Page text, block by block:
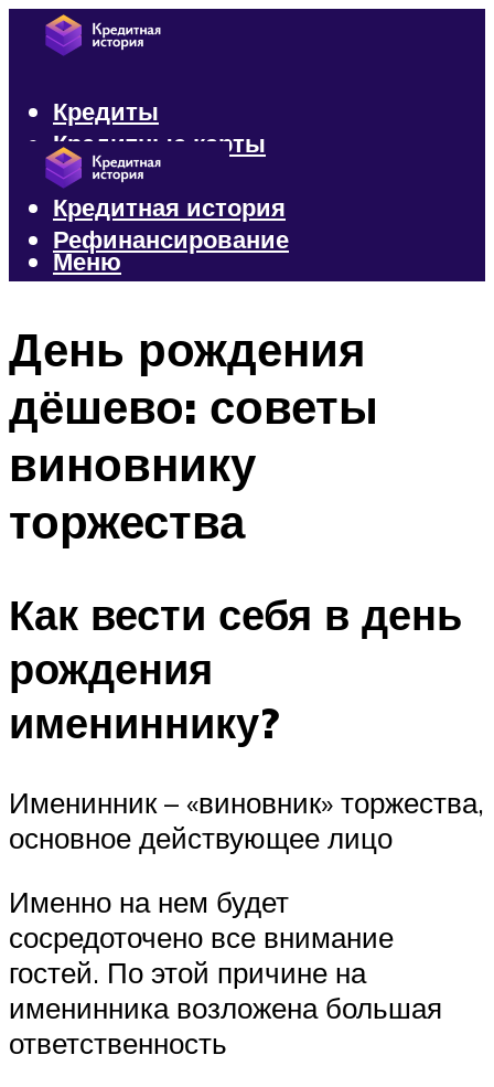
Кредиты
Кредитные карты
Микрозаймы
Кредитная история
Рефинансирование
Меню
День рождения
дёшево: советы
виновнику
торжества
Как вести себя в день
рождения
имениннику?
Именинник – «виновник» торжества,
основное действующее лицо
Именно на нем будет
сосредоточено все внимание
гостей. По этой причине на
именинника возложена большая
ответственность